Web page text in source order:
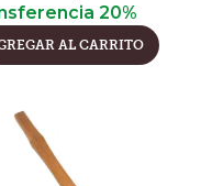
20%
AL CARRITO